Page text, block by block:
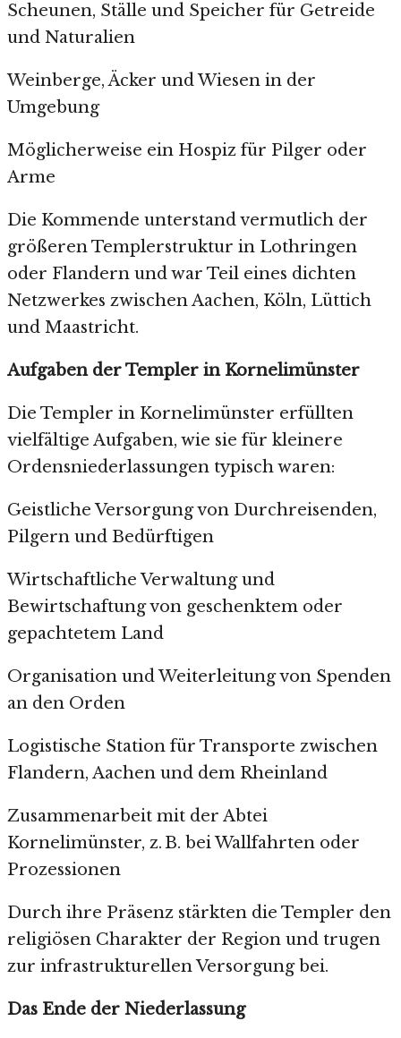
Scheunen, Ställe und Speicher für Getreide
und Naturalien
Weinberge, Äcker und Wiesen in der
Umgebung
Möglicherweise ein Hospiz für Pilger oder
Arme
Die Kommende unterstand vermutlich der
größeren Templerstruktur in Lothringen
oder Flandern und war Teil eines dichten
Netzwerkes zwischen Aachen, Köln, Lüttich
und Maastricht.
Aufgaben der Templer in Kornelimünster
Die Templer in Kornelimünster erfüllten
vielfältige Aufgaben, wie sie für kleinere
Ordensniederlassungen typisch waren:
Geistliche Versorgung von Durchreisenden,
Pilgern und Bedürftigen
Wirtschaftliche Verwaltung und
Bewirtschaftung von geschenktem oder
gepachtetem Land
Organisation und Weiterleitung von Spenden
an den Orden
Logistische Station für Transporte zwischen
Flandern, Aachen und dem Rheinland
Zusammenarbeit mit der Abtei
Kornelimünster, z. B. bei Wallfahrten oder
Prozessionen
Durch ihre Präsenz stärkten die Templer den
religiösen Charakter der Region und trugen
zur infrastrukturellen Versorgung bei.
Das Ende der Niederlassung